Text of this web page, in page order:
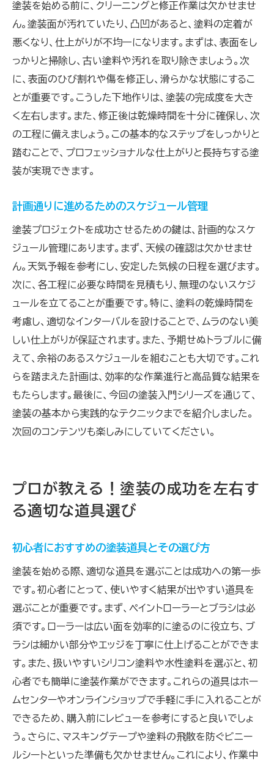
塗装を始める前に、クリーニングと修正作業は欠かせませ
ん。塗装面が汚れていたり、凸凹があると、塗料の定着が
悪くなり、仕上がりが不均一になります。まずは、表面をし
っかりと掃除し、古い塗料や汚れを取り除きましょう。次
に、表面のひび割れや傷を修正し、滑らかな状態にするこ
とが重要です。こうした下地作りは、塗装の完成度を大き
く左右します。また、修正後は乾燥時間を十分に確保し、次
の工程に備えましょう。この基本的なステップをしっかりと
踏むことで、プロフェッショナルな仕上がりと長持ちする塗
装が実現できます。
計画通りに進めるためのスケジュール管理
塗装プロジェクトを成功させるための鍵は、計画的なスケ
ジュール管理にあります。まず、天候の確認は欠かせませ
ん。天気予報を参考にし、安定した気候の日程を選びます。
次に、各工程に必要な時間を見積もり、無理のないスケジ
ュールを立てることが重要です。特に、塗料の乾燥時間を
考慮し、適切なインターバルを設けることで、ムラのない美
しい仕上がりが保証されます。また、予期せぬトラブルに備
えて、余裕のあるスケジュールを組むことも大切です。これ
らを踏まえた計画は、効率的な作業進行と高品質な結果を
もたらします。最後に、今回の塗装入門シリーズを通じて、
塗装の基本から実践的なテクニックまでを紹介しました。
次回のコンテンツも楽しみにしていてください。
プロが教える！塗装の成功を左右す
る適切な道具選び
初心者におすすめの塗装道具とその選び方
塗装を始める際、適切な道具を選ぶことは成功への第一歩
です。初心者にとって、使いやすく結果が出やすい道具を
選ぶことが重要です。まず、ペイントローラーとブラシは必
須です。ローラーは広い面を効率的に塗るのに役立ち、ブ
ラシは細かい部分やエッジを丁寧に仕上げることができま
す。また、扱いやすいシリコン塗料や水性塗料を選ぶと、初
心者でも簡単に塗装作業ができます。これらの道具はホー
ムセンターやオンラインショップで手軽に手に入れることが
できるため、購入前にレビューを参考にすると良いでしょ
う。さらに、マスキングテープや塗料の飛散を防ぐビニー
ルシートといった準備も欠かせません。これにより、作業中